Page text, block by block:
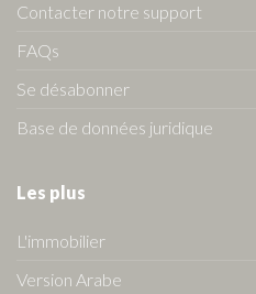
Contacter notre support
FAQs
Se désabonner
Base de données juridique
Les plus
L'immobilier
Version Arabe